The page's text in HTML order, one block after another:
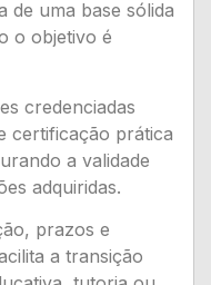
de uma base sólida
o objetivo é
credenciadas
certificação prática
a validade
adquiridas.
prazos e
a transição